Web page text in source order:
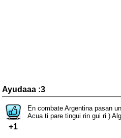
Ayudaaa :3
+1
En combate Argentina pasan
Acua ti pare tingui rin gui ri )